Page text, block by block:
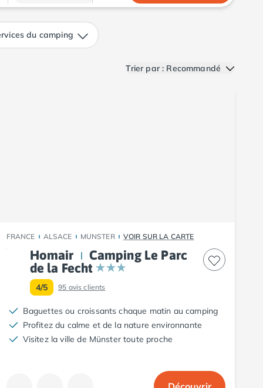
du camping
Trier par : Recommandé
FRANCE ALSACE MUNSTER VOIR SUR LA CARTE
Homair
Camping Le Parc
de la Fecht
4/5 95 avis clients
Baguettes ou croissants chaque matin au camping
Profitez du calme et de la nature environnante
Visitez la ville de Münster toute proche